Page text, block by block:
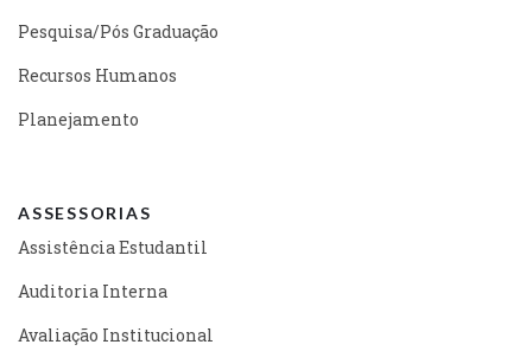
Pesquisa/Pós Graduação
Recursos Humanos
Planejamento
ASSESSORIAS
Assistência Estudantil
Auditoria Interna
Avaliação Institucional